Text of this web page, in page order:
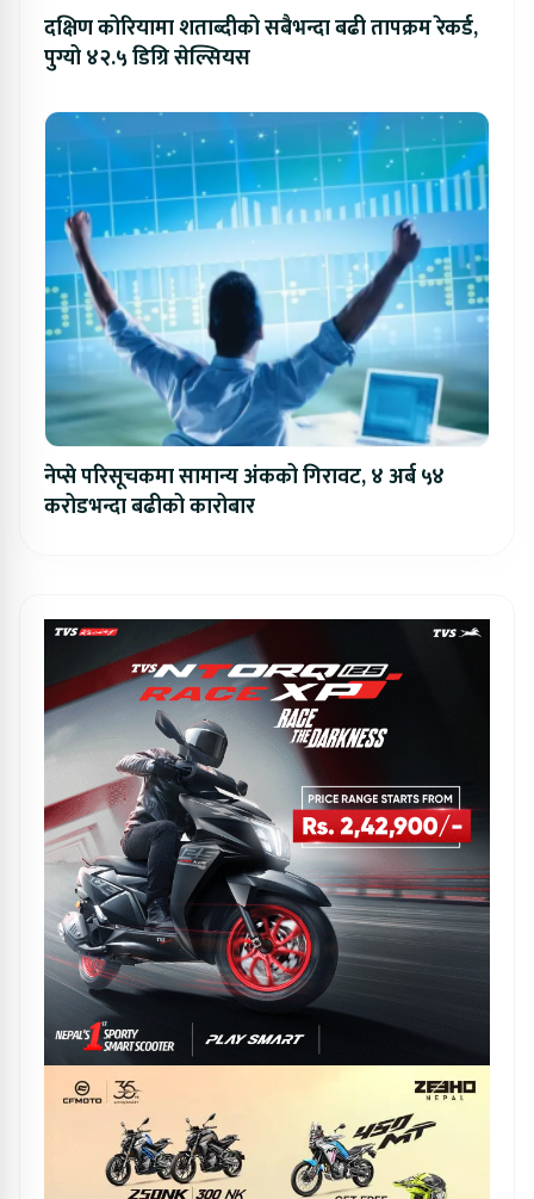
दक्षिण कोरियामा शताब्दीको सबैभन्दा बढी तापक्रम रेकर्ड,
पुग्यो ४२.५ डिग्रि सेल्सियस
नेप्से परिसूचकमा सामान्य अंकको गिरावट, ४ अर्ब ५४
करोडभन्दा बढीको कारोबार